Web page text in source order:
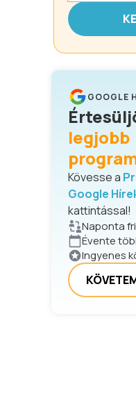
GOOGLE
legjobb
Kövesse a
Google
kattintással!
Naponta
Évente
Ingyenes